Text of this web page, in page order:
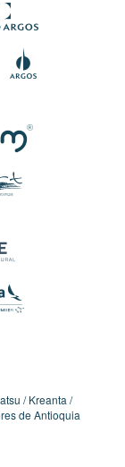
Kreanta
de Antioquia